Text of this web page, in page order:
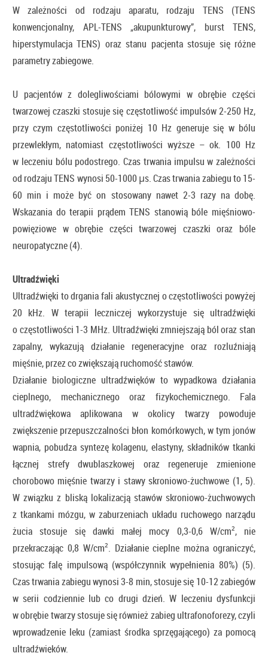
W zależności od rodzaju aparatu, rodzaju TENS (TENS
konwencjonalny, APL-TENS „akupunkturowy”, burst TENS,
hiperstymulacja TENS) oraz stanu pacjenta stosuje się różne
parametry zabiegowe.
U pacjentów z dolegliwościami bólowymi w obrębie części
twarzowej czaszki stosuje się częstotliwość impulsów 2-250 Hz,
przy czym częstotliwości poniżej 10 Hz generuje się w bólu
przewlekłym, natomiast częstotliwości wyższe – ok. 100 Hz
w leczeniu bólu podostrego. Czas trwania impulsu w zależności
od rodzaju TENS wynosi 50-1000 µs. Czas trwania zabiegu to 15-
60 min i może być on stosowany nawet 2-3 razy na dobę.
Wskazania do terapii prądem TENS stanowią bóle mięśniowo-
powięziowe w obrębie części twarzowej czaszki oraz bóle
neuropatyczne (4).
Ultradźwięki
Ultradźwięki to drgania fali akustycznej o częstotliwości powyżej
20 kHz. W terapii leczniczej wykorzystuje się ultradźwięki
o częstotliwości 1-3 MHz. Ultradźwięki zmniejszają ból oraz stan
zapalny, wykazują działanie regeneracyjne oraz rozluźniają
mięśnie, przez co zwiększają ruchomość stawów.
Działanie biologiczne ultradźwięków to wypadkowa działania
cieplnego, mechanicznego oraz fizykochemicznego. Fala
ultradźwiękowa aplikowana w okolicy twarzy powoduje
zwiększenie przepuszczalności błon komórkowych, w tym jonów
wapnia, pobudza syntezę kolagenu, elastyny, składników tkanki
łącznej strefy dwublaszkowej oraz regeneruje zmienione
chorobowo mięśnie twarzy i stawy skroniowo-żuchwowe (1, 5).
W związku z bliską lokalizacją stawów skroniowo-żuchwowych
z tkankami mózgu, w zaburzeniach układu ruchowego narządu
żucia stosuje się dawki małej mocy 0,3-0,6 W/cm², nie
przekraczając 0,8 W/cm². Działanie cieplne można ograniczyć,
stosując falę impulsową (współczynnik wypełnienia 80%) (5).
Czas trwania zabiegu wynosi 3-8 min, stosuje się 10-12 zabiegów
w serii codziennie lub co drugi dzień. W leczeniu dysfunkcji
w obrębie twarzy stosuje się również zabieg ultrafonoforezy, czyli
wprowadzenie leku (zamiast środka sprzęgającego) za pomocą
ultradźwięków.